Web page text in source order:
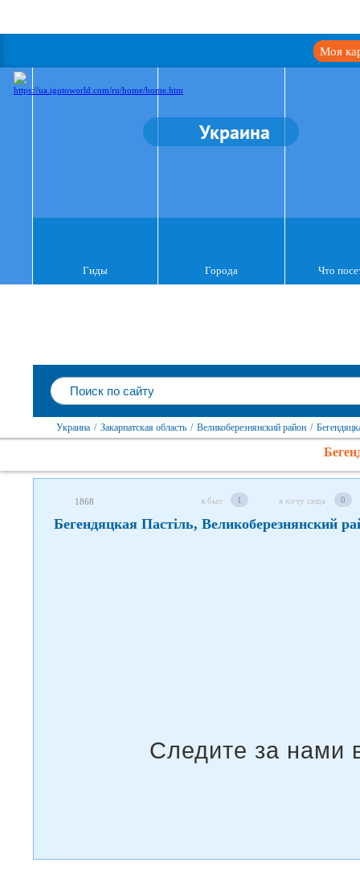
Моя
Украина
Гиды Города Что
Украина / Закарпатская область / Великоберезнянский район /
1868 я был 1 я хочу сюда 0
Бегендяцкая Пастіль, Великоберезнянский
Следите за нами в соцсетях